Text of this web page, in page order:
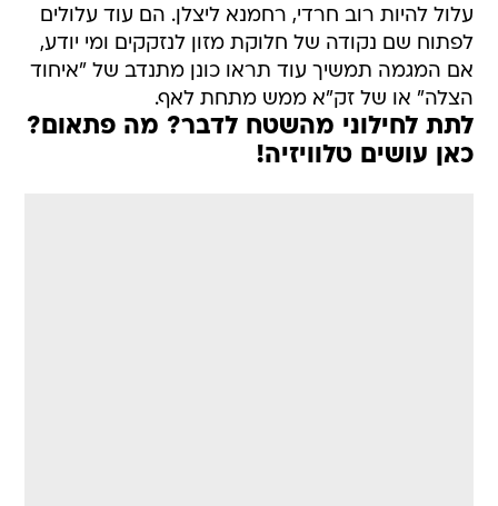
עלול להיות רוב חרדי, רחמנא ליצלן. הם עוד עלולים
לפתוח שם נקודה של חלוקת מזון לנזקקים ומי יודע,
אם המגמה תמשיך עוד תראו כונן מתנדב של "איחוד
הצלה" או של זק"א ממש מתחת לאף.
לתת לחילוני מהשטח לדבר? מה פתאום?
כאן עושים טלוויזיה!